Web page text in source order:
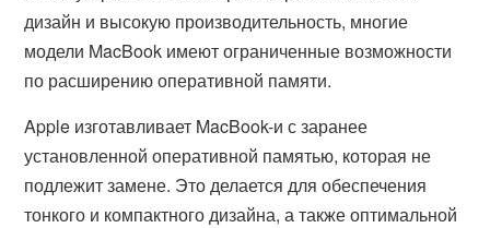
дизайн и высокую производительность, многие
модели MacBook имеют ограниченные возможности
по расширению оперативной памяти.
Apple изготавливает MacBook-и с заранее
установленной оперативной памятью, которая не
подлежит замене. Это делается для обеспечения
тонкого и компактного дизайна, а также оптимальной